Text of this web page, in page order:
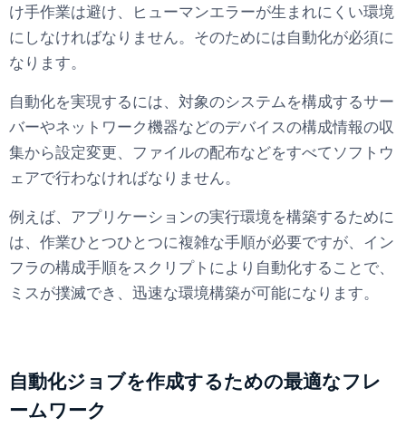
け手作業は避け、ヒューマンエラーが生まれにくい環境
にしなければなりません。そのためには自動化が必須に
なります。
自動化を実現するには、対象のシステムを構成するサー
バーやネットワーク機器などのデバイスの構成情報の収
集から設定変更、ファイルの配布などをすべてソフトウ
ェアで行わなければなりません。
例えば、アプリケーションの実行環境を構築するために
は、作業ひとつひとつに複雑な手順が必要ですが、イン
フラの構成手順をスクリプトにより自動化することで、
ミスが撲滅でき、迅速な環境構築が可能になります。
自動化ジョブを作成するための最適なフレ
ームワーク